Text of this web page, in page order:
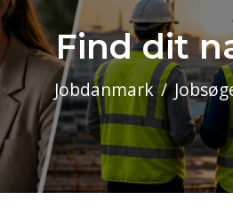
Find dit
Jobdanmark